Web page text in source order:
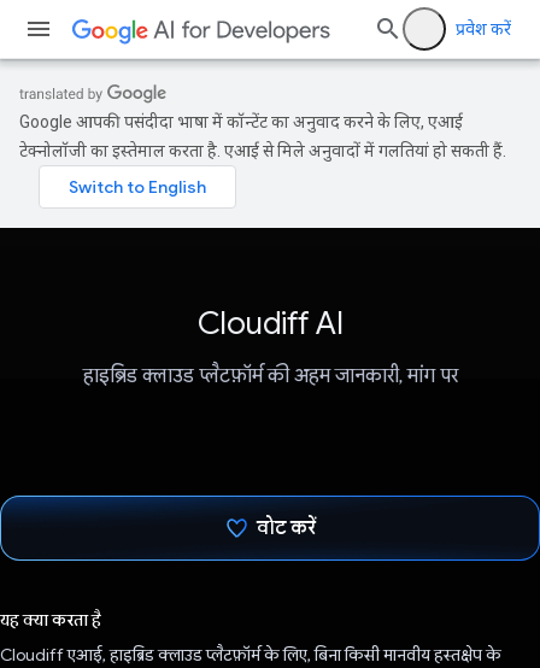
प्रवेश करें
Google आपकी पसंदीदा भाषा में कॉन्टेंट का अनुवाद करने के लिए, एआई
टेक्नोलॉजी का इस्तेमाल करता है. एआई से मिले अनुवादों में गलतियां हो सकती हैं.
Cloudiff AI
हाइब्रिड क्लाउड प्लैटफ़ॉर्म की अहम जानकारी, मांग पर
वोट करें
यह क्या करता है
Cloudiff एआई, हाइब्रिड क्लाउड प्लैटफ़ॉर्म के लिए, बिना किसी मानवीय हस्तक्षेप के